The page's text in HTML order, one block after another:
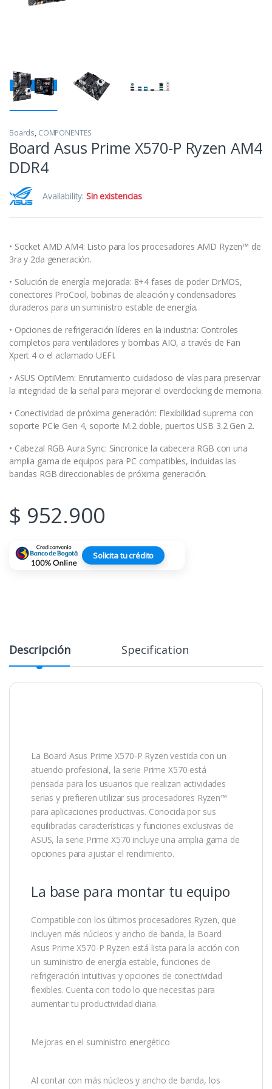
Boards, COMPONENTES
Board Asus Prime X570-P Ryzen AM4
DDR4
Availability:Sin existencias
• Socket AMD AM4: Listo para los procesadores AMD Ryzen™ de
3ra y 2da generación.
• Solución de energía mejorada: 8+4 fases de poder DrMOS,
conectores ProCool, bobinas de aleación y condensadores
duraderos para un suministro estable de energía.
• Opciones de refrigeración líderes en la industria: Controles
completos para ventiladores y bombas AIO, a través de Fan
Xpert 4 o el aclamado UEFI.
• ASUS OptiMem: Enrutamiento cuidadoso de vías para preservar
la integridad de la señal para mejorar el overclocking de memoria.
• Conectividad de próxima generación: Flexibilidad suprema con
soporte PCIe Gen 4, soporte M.2 doble, puertos USB 3.2 Gen 2.
• Cabezal RGB Aura Sync: Sincronice la cabecera RGB con una
amplia gama de equipos para PC compatibles, incluidas las
bandas RGB direccionables de próxima generación.
$ 952.900
Solicita tu crédito
Descripción Specification
La Board Asus Prime X570-P Ryzen vestida con un
atuendo profesional, la serie Prime X570 está
pensada para los usuarios que realizan actividades
serias y prefieren utilizar sus procesadores Ryzen™
para aplicaciones productivas. Conocida por sus
equilibradas características y funciones exclusivas de
ASUS, la serie Prime X570 incluye una amplia gama de
opciones para ajustar el rendimiento.
La base para montar tu equipo
Compatible con los últimos procesadores Ryzen, que
incluyen más núcleos y ancho de banda, la Board
Asus Prime X570-P Ryzen está lista para la acción con
un suministro de energía estable, funciones de
refrigeración intuitivas y opciones de conectividad
flexibles. Cuenta con todo lo que necesitas para
aumentar tu productividad diaria.
Mejoras en el suministro energético
Al contar con más núcleos y ancho de banda, los